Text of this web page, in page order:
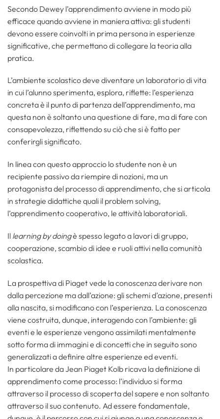
Secondo Dewey l’apprendimento avviene in modo più
efficace quando avviene in maniera attiva: gli studenti
devono essere coinvolti in prima persona in esperienze
significative, che permettano di collegare la teoria alla
pratica.
L’ambiente scolastico deve diventare un laboratorio di vita
in cui l’alunno sperimenta, esplora, riflette: l’esperienza
concreta è il punto di partenza dell’apprendimento, ma
questa non è soltanto una questione di fare, ma di fare con
consapevolezza, riflettendo su ciò che si è fatto per
conferirgli significato.
In linea con questo approccio lo studente non è un
recipiente passivo da riempire di nozioni, ma un
protagonista del processo di apprendimento, che si articola
in strategie didattiche quali il problem solving,
l’apprendimento cooperativo, le attività laboratoriali.
Il learning by doingè spesso legato a lavori di gruppo,
cooperazione, scambio di idee e ruoli attivi nella comunità
scolastica.
La prospettiva di Piaget vede la conoscenza derivare non
dalla percezione ma dall’azione: gli schemi d’azione, presenti
alla nascita, si modificano con l’esperienza. La conoscenza
viene costruita, dunque, interagendo con l’ambiente: gli
eventi e le esperienze vengono assimilati mentalmente
sotto forma di immagini e di concetti che in seguito sono
generalizzati a definire altre esperienze ed eventi.
In particolare da Jean Piaget Kolb ricava la definizione di
apprendimento come processo: l’individuo si forma
attraverso il processo di scoperta del sapere e non soltanto
attraverso il suo contenuto. Ad essere fondamentale,